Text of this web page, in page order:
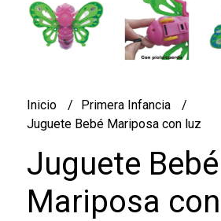
Inicio
Primera Infancia
Juguete Bebé Mariposa con luz
Juguete Bebé
Mariposa